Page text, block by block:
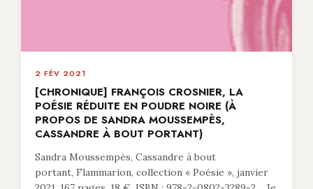
2 FÉV 2021
[CHRONIQUE] FRANÇOIS CROSNIER, LA
POÉSIE RÉDUITE EN POUDRE NOIRE (À
PROPOS DE SANDRA MOUSSEMPÈS,
CASSANDRE À BOUT PORTANT)
Sandra Moussempès, Cassandre à bout
portant, Flammarion, collection « Poésie », janvier